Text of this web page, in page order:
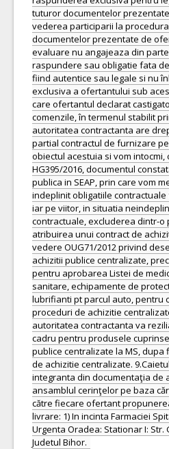
tuturor documentelor
vederea participarii la
documentelor prezentate de
evaluare nu angajeaza din
raspundere sau obligatie fata
fiind autentice sau legale si nu
exclusiva a ofertantului sub
care ofertantul declarat
comenzile, în termenul stabilit
autoritatea contractanta are
partial contractul de furnizare
obiectul acestuia si vom intocmi,
HG395/2016, documentul
publica in SEAP, prin care vom
indeplinit obligatiile
iar pe viitor, in situatia
contractuale, excluderea dintr-o
atribuirea unui contract de
vedere OUG71/2012 privind
achizitii publice centralizate,
pentru aprobarea Listei de
sanitare, echipamente de
lubrifianti pt parcul auto, pentru
proceduri de achizitie
autoritatea contractanta va
cadru pentru produsele
publice centralizate la MS,
de achizitie centralizate.
integranta din documentaţia de
ansamblul cerinţelor pe baza
către fiecare ofertant
livrare: 1) In incinta Farmaciei
Urgenta Oradea: Stationar I: Str.
Judetul Bihor.